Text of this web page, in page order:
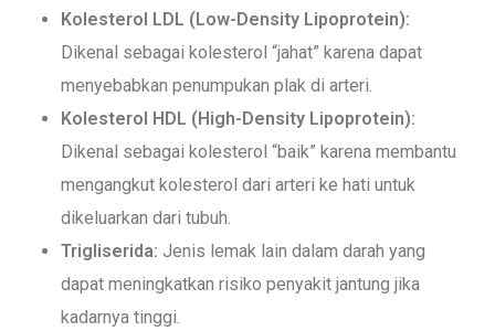
Kolesterol LDL (Low-Density Lipoprotein):
Dikenal sebagai kolesterol “jahat” karena dapat
menyebabkan penumpukan plak di arteri.
Kolesterol HDL (High-Density Lipoprotein):
Dikenal sebagai kolesterol “baik” karena membantu
mengangkut kolesterol dari arteri ke hati untuk
dikeluarkan dari tubuh.
Trigliserida: Jenis lemak lain dalam darah yang
dapat meningkatkan risiko penyakit jantung jika
kadarnya tinggi.